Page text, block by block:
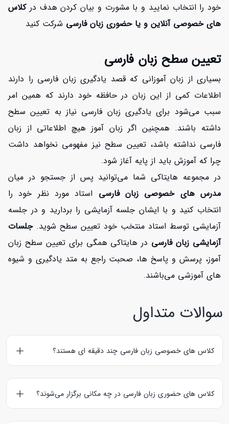
خود را انتخاب نمایید و با مشورت و بیان کردن هدف درکلاس
های خصوصی آنلاین و یا حضوری زبان فارسی شرکت کنید
تعیین سطح زبان فارسی
بسیاری از زبان آموزانی که قصد یادگیری زبان فارسی را دارند
اطلاعات کمی از این زبان در حافظه خود دارند که همین امر
سبب می‌شود برای یادگیری زبان فارسی نیاز به تعیین سطح
داشته باشند. همچنین اگر زبان آموز هیچ اطلاعاتی از زبان
فارسی نداشته باشد، تعیین سطح نیز مفهومی نخواهد داشت
چرا که آموزش باید از پایه آغاز شود.
در مجموعه هایتاکی شما می‌توانید پس از جستجو در میان
مدرس های خصوصی زبان فارسی استاد مورد نظر خود را
انتخاب کنید و با ایشان جلسه آزمایشی را بردارید و در جلسه
آزمایشی توسط استاد منتخب خود تعیین سطح شوید.جلسات
آزمایشی زبان فارسی در هایتاکی همگی برای تعیین سطح زبان
آموز، پرسش و پاسخ ها، صحبت راجع به متد یادگیری و شیوه
های آموزشی می‌باشند.
سوالات متداول
کلاس های خصوصی زبان فارسی چند دقیقه ای هستند؟
کلاس‌های آنلاین زبان فارسی60 و
کلاس‌های حضوری زبان فارسی
90 دقیقه ای هستند؛ کلاس های آزمایشی نیز به مدت 30 دقیقه
برگزار می‌گردند.
کلاس های حضوری زبان فارسی در چه مکانی برگزار می‌شوند؟